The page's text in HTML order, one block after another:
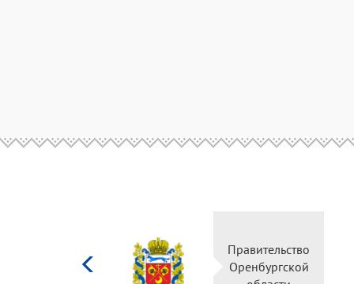
Министерство
культуры
Российской